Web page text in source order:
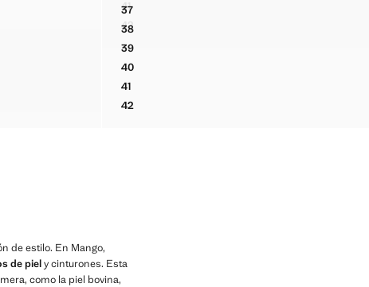
41MOCASÍN SERRAJE FLECOS
42MOCASÍN SERRAJE FLECOS
37BOTÍN SERRAJE TACÓN BLOQUE
38BOTÍN SERRAJE TACÓN BLOQUE
39BOTÍN SERRAJE TACÓN BLOQUE
40BOTÍN SERRAJE TACÓN BLOQUE
41BOTÍN SERRAJE TACÓN BLOQUE
42BOTÍN SERRAJE TACÓN BLOQUE
de estilo. En Mango,
de piely cinturones. Esta
como la piel bovina,